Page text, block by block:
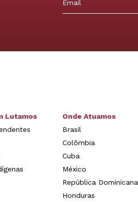
Lutamos
Onde Atuamos
Brasil
Colômbia
Cuba
México
República Dominicana
Honduras